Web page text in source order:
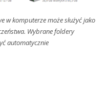
w komputerze może służyć jako
Wybrane foldery
automatycznie